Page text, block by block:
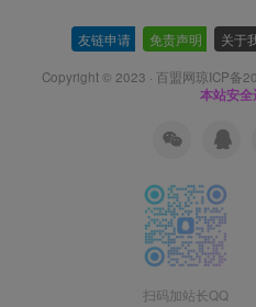
友链申请 免责声明 关于
Copyright © 2023 · 百盟网琼ICP备
本站安全
扫码加站长QQ